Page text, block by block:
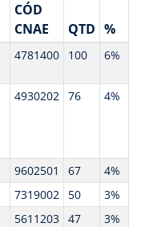
CÓD
CNAE
QTD %
4781400 100 6%
4930202 76 4%
9602501 67
4%
7319002 50
3%
5611203 47 3%